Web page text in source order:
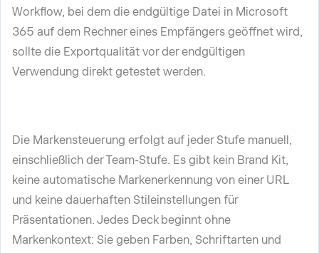
Workflow, bei dem die endgültige Datei in Microsoft
365 auf dem Rechner eines Empfängers geöffnet wird,
sollte die Exportqualität vor der endgültigen
Verwendung direkt getestet werden.
Die Markensteuerung erfolgt auf jeder Stufe manuell,
einschließlich der Team-Stufe. Es gibt kein Brand Kit,
keine automatische Markenerkennung von einer URL
und keine dauerhaften Stileinstellungen für
Präsentationen. Jedes Deck beginnt ohne
Markenkontext: Sie geben Farben, Schriftarten und